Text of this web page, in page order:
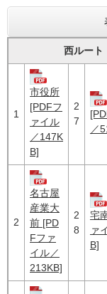
西ルート
1
市役所
[PDFフ
ァイル
／147K
B]
2
7
／
2
名古屋
産業大
前 [PD
Fファ
イル／
213KB]
2
8
宅
ァ
B]